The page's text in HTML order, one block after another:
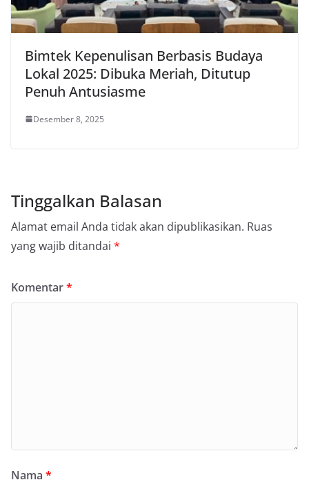
Bimtek Kepenulisan Berbasis Budaya
Lokal 2025: Dibuka Meriah, Ditutup
Penuh Antusiasme
Desember 8, 2025
Tinggalkan Balasan
Alamat email Anda tidak akan dipublikasikan. Ruas
yang wajib ditandai *
Komentar*
Nama *